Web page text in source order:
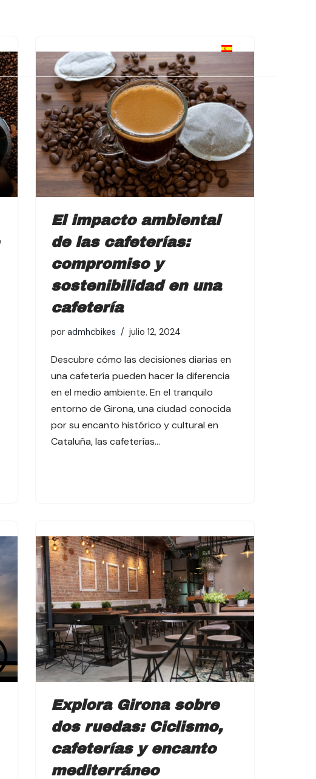
El impacto ambiental
de las cafeterías:
compromiso y
sostenibilidad en una
cafetería
por admhcbikes julio 12, 2024
Descubre cómo las decisiones diarias en
una cafetería pueden hacer la diferencia
en el medio ambiente. En el tranquilo
entorno de Girona, una ciudad conocida
por su encanto histórico y cultural en
Cataluña, las cafeterías…
Explora Girona sobre
dos ruedas: Ciclismo,
cafeterías y encanto
mediterráneo